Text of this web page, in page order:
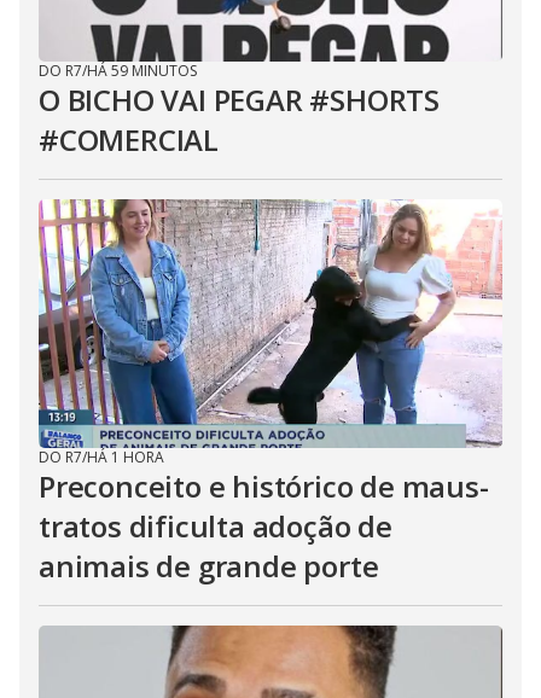
DO R7/HÁ 59 MINUTOS
O BICHO VAI PEGAR #SHORTS
#COMERCIAL
DO R7/HÁ 1 HORA
Preconceito e histórico de maus-
tratos dificulta adoção de
animais de grande porte